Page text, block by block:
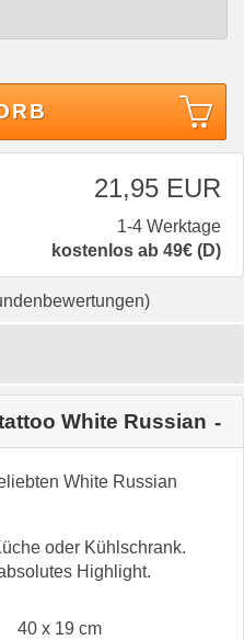
21,95 EUR
1-4 Werktage
kostenlos ab 49€ (D)
White Russian
White Russian
oder Kühlschrank.
Highlight.
40 x 19 cm